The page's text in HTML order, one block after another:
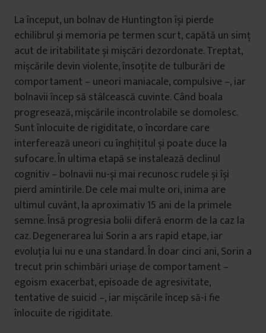
La început, un bolnav de Huntington își pierde
echilibrul și memoria pe termen scurt, capătă un simț
acut de iritabilitate și mișcări dezordonate. Treptat,
mișcările devin violente, însoțite de tulburări de
comportament – uneori maniacale, compulsive –, iar
bolnavii încep să stâlcească cuvinte. Când boala
progresează, mișcările incontrolabile se domolesc.
Sunt înlocuite de rigiditate, o încordare care
interferează uneori cu înghițitul și poate duce la
sufocare. În ultima etapă se instalează declinul
cognitiv – bolnavii nu-și mai recunosc rudele și își
pierd amintirile. De cele mai multe ori, inima are
ultimul cuvânt, la aproximativ 15 ani de la primele
semne. Însă progresia bolii diferă enorm de la caz la
caz. Degenerarea lui Sorin a ars rapid etape, iar
evoluția lui nu e una standard. În doar cinci ani, Sorin a
trecut prin schimbări uriașe de comportament –
egoism exacerbat, episoade de agresivitate,
tentative de suicid –, iar mișcările încep să-i fie
înlocuite de rigiditate.